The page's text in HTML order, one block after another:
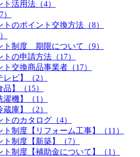
活用法（4）
のポイント交換方法（8）
ト制度 期限について（9）
の申請方法（17）
交換商品事業者（17）
ビ】（2）
】（15）
機】（1）
庫】（2）
のカタログ（4）
制度【リフォーム工事】（11）
制度【新築】（7）
制度【補助金について】（1）